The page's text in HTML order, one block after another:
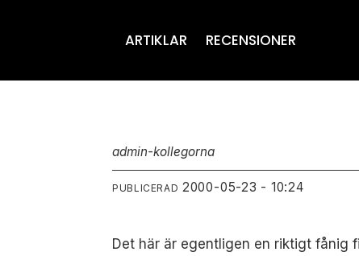
ARTIKLAR RECENSIONER
admin-kollegorna
PUBLICERAD 2000-05-23 - 10:24
Det här är egentligen en riktigt fånig